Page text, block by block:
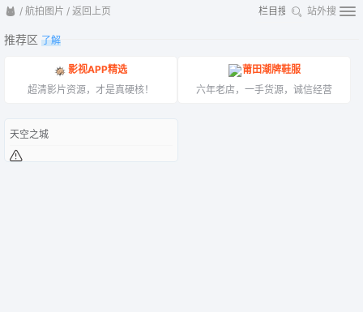
/ 航拍图片 / 返回上页 站外搜
推荐区 了解
影视APP精选
超清影片资源，才是真硬核！
莆田潮牌鞋服
六年老店，一手货源，诚信经营
天空之城